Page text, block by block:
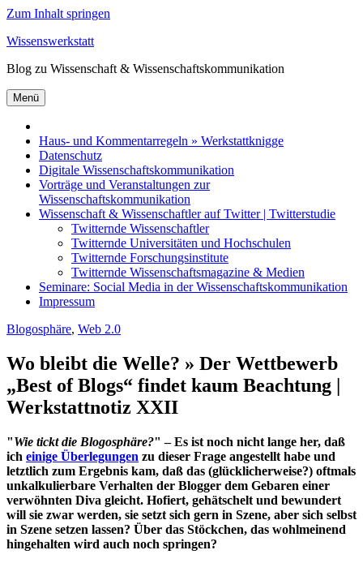
Zum Inhalt springen
Wissenswerkstatt
Blog zu Wissenschaft & Wissenschaftskommunikation
Menü
Haus- und Kommentarregeln » Werkstattknigge
Datenschutz
Digitale Wissenschaftskommunikation
Vorträge und Veranstaltungen zur
Wissenschaftskommunikation
Wissenschaft & Wissenschaftler auf Twitter | Twitterstudie
Twitternde Wissenschaftler
Twitternde Universitäten und Hochschulen
Twitternde Forschungsinstitute
Twitternde Wissenschaftsmagazine & Medien
Seminare: Social Media in der Wissenschaftskommunikation
Impressum
Blogosphäre, Web 2.0
Wo bleibt die Welle? » Der Wettbewerb
„Best of Blogs“ findet kaum Beachtung |
Werkstattnotiz XXII
"Wie tickt die Blogosphäre?" – Es ist noch nicht lange her, daß
ich einige Überlegungen zu dieser Frage angestellt habe und
letztlich zum Ergebnis kam, daß das (glücklicherweise?) oftmals
unkalkulierbare Verhalten der Blogger dem Gebaren einer
verwöhnten Diva gleicht. Hofiert, gehätschelt und bewundert
will sie zwar werden, sie setzt sich gern in Szene, aber sich selbst
in Szene setzen lassen? Über das Stöckchen, das wohlmeinend
hingehalten wird auch noch springen?